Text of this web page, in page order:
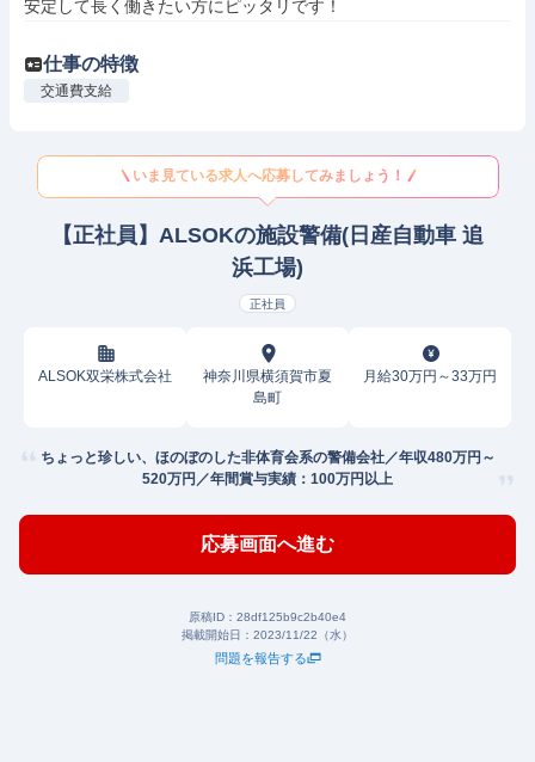
安定して長く働きたい方にピッタリです！
仕事の特徴
交通費支給
いま見ている求人へ応募してみましょう！
【正社員】ALSOKの施設警備(日産自動車 追
浜工場)
正社員
ALSOK双栄株式会社
神奈川県横須賀市夏
島町
月給30万円～33万円
ちょっと珍しい、ほのぼのした非体育会系の警備会社／年収480万円～
520万円／年間賞与実績：100万円以上
応募画面へ進む
原稿ID： 28df125b9c2b40e4
掲載開始日： 2023/11/22（水）
問題を報告する